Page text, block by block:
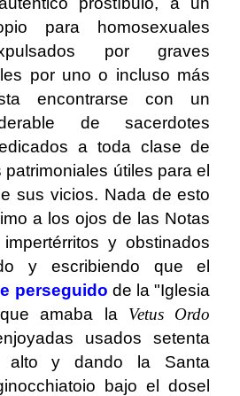
para homosexuales
​​por graves
por uno o incluso más
encontrarse con un
de sacerdotes
a toda clase de
útiles para el
sus vicios. Nada de esto
a los ojos de las Notas
y obstinados
y escribiendo que el
perseguido de la "Iglesia
amaba la Vetus Ordo
usados ​​setenta
alto y dando la Santa
bajo el dosel